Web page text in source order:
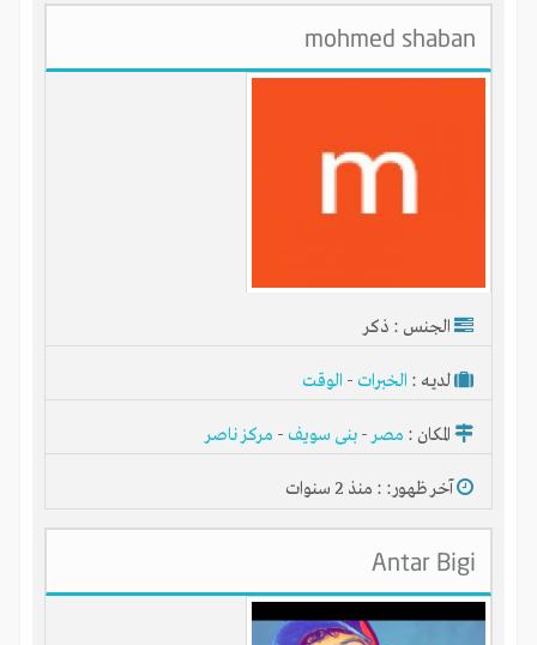
mohmed shaban
الجنس : ذكر
لديـه : الخبرات - الوقت
المكان : مصر- بنى سويف - مركز ناصر
آخر ظهور: : منذ 2 سنوات
Antar Bigi